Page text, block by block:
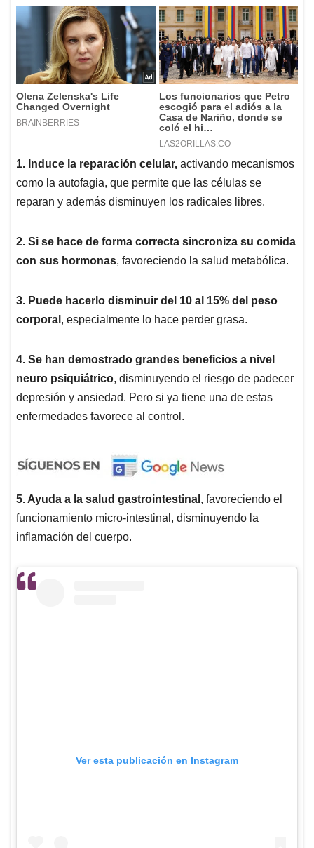
1. Induce la reparación celular, activando mecanismos
como la autofagia, que permite que las células se
reparan y además disminuyen los radicales libres.
2. Si se hace de forma correcta sincroniza su comida
con sus hormonas, favoreciendo la salud metabólica.
3. Puede hacerlo disminuir del 10 al 15% del peso
corporal , especialmente lo hace perder grasa.
4. Se han demostrado grandes beneficios a nivel
neuro psiquiátrico, disminuyendo el riesgo de padecer
depresión y ansiedad. Pero si ya tiene una de estas
enfermedades favorece al control.
5. Ayuda a la salud gastrointestinal , favoreciendo el
funcionamiento micro-intestinal, disminuyendo la
inflamación del cuerpo.
Ver esta publicación en Instagram